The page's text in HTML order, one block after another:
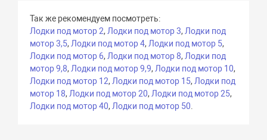
Так же рекомендуем посмотреть:
Лодки под мотор 2, Лодки под мотор 3, Лодки под
мотор 3,5, Лодки под мотор 4, Лодки под мотор 5,
Лодки под мотор 6, Лодки под мотор 8, Лодки под
мотор 9,8, Лодки под мотор 9,9, Лодки под мотор 10,
Лодки под мотор 12, Лодки под мотор 15, Лодки под
мотор 18, Лодки под мотор 20, Лодки под мотор 25,
Лодки под мотор 40, Лодки под мотор 50